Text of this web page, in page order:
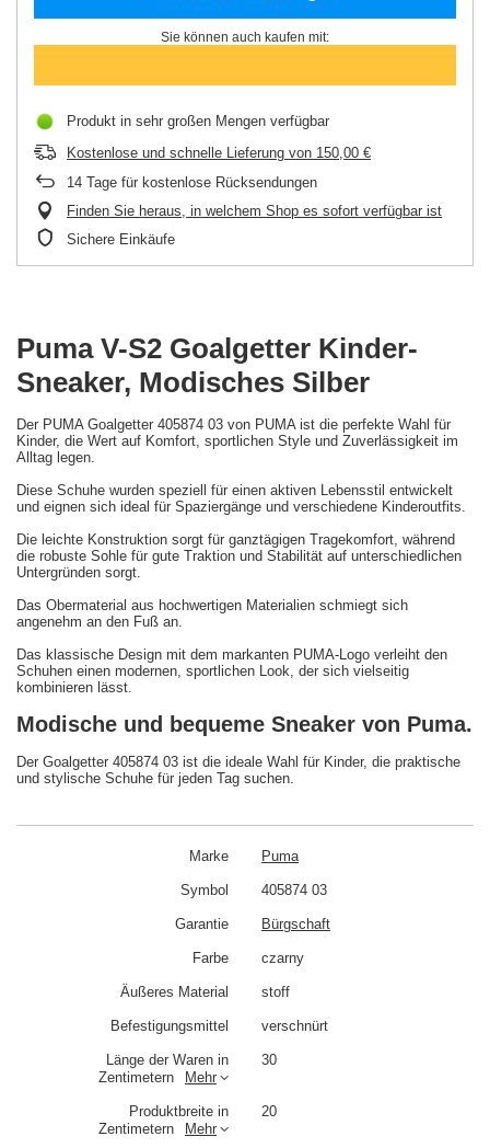
Sie können auch kaufen mit:
Produkt in sehr großen Mengen verfügbar
Kostenlose und schnelle Lieferung von 150,00 €
14 Tage für kostenlose Rücksendungen
Finden Sie heraus, in welchem Shop es sofort verfügbar ist
Sichere Einkäufe
Puma V-S2 Goalgetter Kinder-
Sneaker, Modisches Silber
Der PUMA Goalgetter 405874 03 von PUMA ist die perfekte Wahl für
Kinder, die Wert auf Komfort, sportlichen Style und Zuverlässigkeit im
Alltag legen.
Diese Schuhe wurden speziell für einen aktiven Lebensstil entwickelt
und eignen sich ideal für Spaziergänge und verschiedene Kinderoutfits.
Die leichte Konstruktion sorgt für ganztägigen Tragekomfort, während
die robuste Sohle für gute Traktion und Stabilität auf unterschiedlichen
Untergründen sorgt.
Das Obermaterial aus hochwertigen Materialien schmiegt sich
angenehm an den Fuß an.
Das klassische Design mit dem markanten PUMA-Logo verleiht den
Schuhen einen modernen, sportlichen Look, der sich vielseitig
kombinieren lässt.
Modische und bequeme Sneaker von Puma.
Der Goalgetter 405874 03 ist die ideale Wahl für Kinder, die praktische
und stylische Schuhe für jeden Tag suchen.
Marke Puma
Symbol 405874 03
Garantie Bürgschaft
Farbe czarny
Äußeres Material stoff
Befestigungsmittel verschnürt
Länge der Waren in
Zentimetern
Mehr
30
Produktbreite in
Zentimetern
Mehr
20